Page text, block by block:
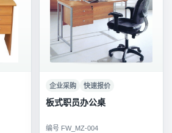
企业采购 快速报价
板式职员办公桌
编号 FW_MZ-004